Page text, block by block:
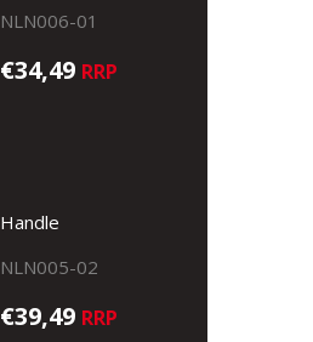
NLN006-01
€34,49 RRP
Handle
NLN005-02
€39,49 RRP